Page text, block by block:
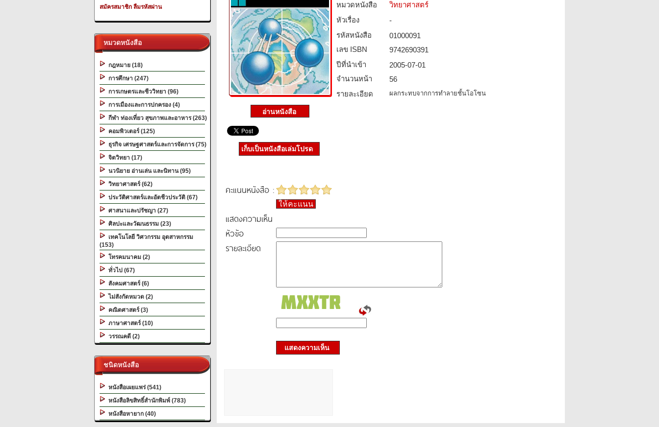
สมัครสมาชิก ลืมรหัสผ่าน
หมวดหนังสือ
กฎหมาย (18)
การศึกษา (247)
การเกษตรและชีววิทยา (96)
การเมืองและการปกครอง (4)
กีฬา ท่องเที่ยว สุขภาพและอาหาร (263)
คอมพิวเตอร์ (125)
ธุรกิจ เศรษฐศาสตร์และการจัดการ (75)
จิตวิทยา (17)
นวนิยาย อ่านเล่น และนิทาน (95)
วิทยาศาสตร์ (62)
ประวัติศาสตร์และอัตชีวประวัติ (67)
ศาสนาและปรัชญา (27)
ศิลปะและวัฒนธรรม (23)
เทคโนโลยี วิศวกรรม อุตสาหกรรม
(153)
โทรคมนาคม (2)
ทั่วไป (67)
สังคมศาสตร์ (6)
ไม่สังกัดหมวด (2)
คณิตศาสตร์ (3)
ภาษาศาสตร์ (10)
วรรณคดี (2)
ชนิดหนังสือ
หนังสือเผยแพร่ (541)
หนังสือลิขสิทธิ์สำนักพิมพ์ (783)
หนังสือหายาก (40)
หมวดหนังสือ­
วิทยาศาสตร์
หัวเรื่อง
-
รหัสหนังสือ­
01000091
เลข ISBN
9742690391
ปีที่นำเข้า
2005-07-01
จำนวนหน้า
56
รายละเอียด
ผลกระทบจากการทำลายชั้นโอโซน
เก็บเป็นหนังสือเล่มโปรด
คะแนนหนังสือ :
ให้คะแนน
แสดงความเห็น
หัวข้อ
รายละเอียด
แสดงความเห็น